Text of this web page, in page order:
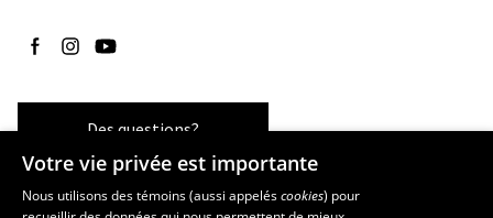
Suivez-nous sur Facebook
Suivez-nous sur Instagram
Suivez-nous sur YouTube
Des questions?
Votre vie privée est importante
Nous utilisons des témoins (aussi appeléscookies) pour